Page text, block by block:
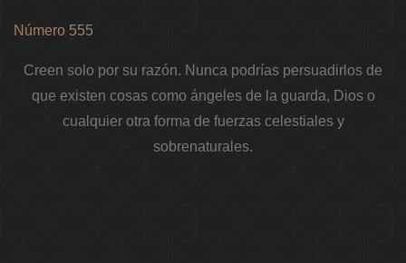
Número 555
Creen solo por su razón. Nunca podrías persuadirlos de
que existen cosas como ángeles de la guarda, Dios o
cualquier otra forma de fuerzas celestiales y
sobrenaturales.